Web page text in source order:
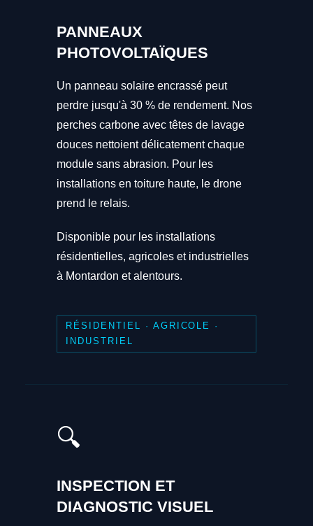
PANNEAUX
PHOTOVOLTAÏQUES
Un panneau solaire encrassé peut
perdre jusqu'à 30 % de rendement. Nos
perches carbone avec têtes de lavage
douces nettoient délicatement chaque
module sans abrasion. Pour les
installations en toiture haute, le drone
prend le relais.
Disponible pour les installations
résidentielles, agricoles et industrielles
à Montardon et alentours.
RÉSIDENTIEL · AGRICOLE ·
INDUSTRIEL
🔍
INSPECTION ET
DIAGNOSTIC VISUEL